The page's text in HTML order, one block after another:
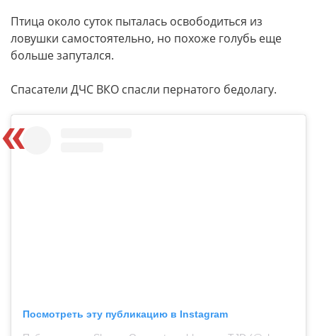
Птица около суток пыталась освободиться из
ловушки самостоятельно, но похоже голубь еще
больше запутался.
Спасатели ДЧС ВКО спасли пернатого бедолагу.
Посмотреть эту публикацию в Instagram